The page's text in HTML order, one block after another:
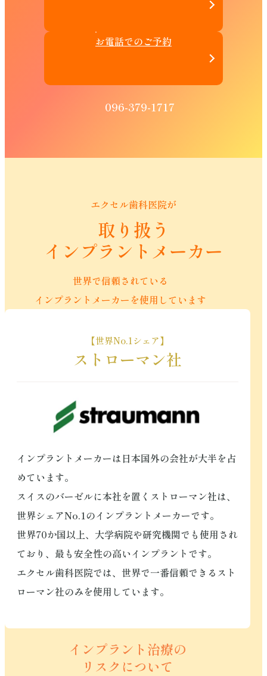
お電話でのご予約
096-379-1717
エクセル歯科医院が
取り扱う
インプラントメーカー
世界で信頼されている
インプラントメーカーを使用しています
【世界No.1シェア】
ストローマン社
インプラントメーカーは日本国外の会社が大半を占
めています。
スイスのバーゼルに本社を置くストローマン社は、
世界シェアNo.1のインプラントメーカーです。
世界70か国以上、大学病院や研究機関でも使用され
ており、最も安全性の高いインプラントです。
エクセル歯科医院では、世界で一番信頼できるスト
ローマン社のみを使用しています。
インプラント治療の
リスクについて